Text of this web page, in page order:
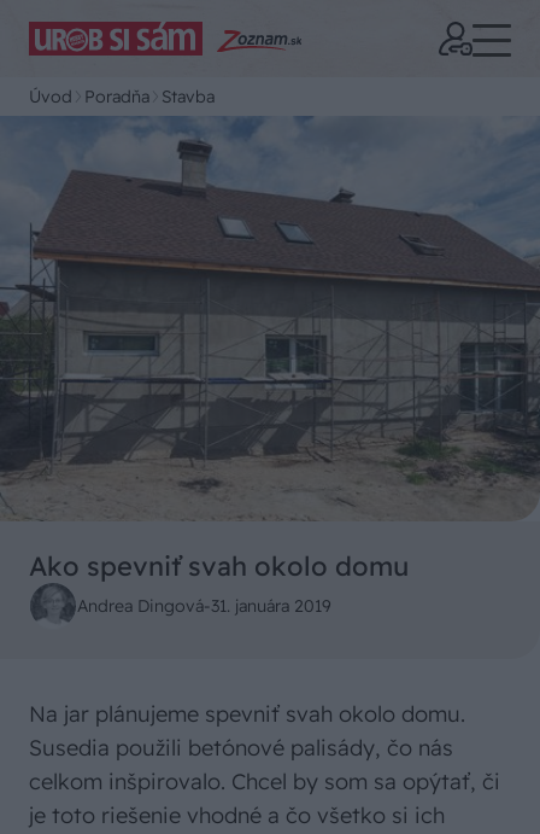
Úvod Poradňa Stavba
Ako spevniť svah okolo domu
Andrea Dingová-31. januára 2019
Na jar plánujeme spevniť svah okolo domu.
Susedia použili betónové palisády, čo nás
celkom inšpirovalo. Chcel by som sa opýtať, či
je toto riešenie vhodné a čo všetko si ich